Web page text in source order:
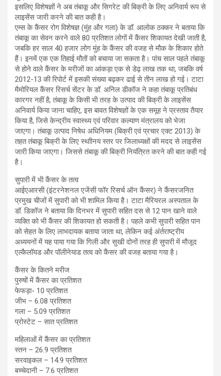
इसलिए विशेषज्ञों ने अब तंबाकू और सिगरेट की बिक्री के लिए अनिवार्य रूप से
लाइसेंस जारी करने की बात कही है।
एम्स के कैंसर रोग विशेषज्ञ (मुंह और गला) के डॉ. आलोक ठक्कर ने बताया कि
तंबाकू का सेवन करने वाले 80 प्रतिशत लोगों में कैंसर शिकायत देखी जाती है,
जबकि हर साल 40 हजार लोग मुंह के कैंसर की वजह से मौक के शिकार होते
हैं। इनमें एक एक तिहाई मौतों को बचाया जा सकता है। पांच साल पहले तंबाकू
से होने वाले कैंसर के मरीजों का आंकड़ा एक से डेढ़ लाख तक था, जबकि वर्ष
2012-13 की रिपोर्ट में इसकी संख्या बढ़कर ढाई से तीन लाख हो गई। टाटा
मैमोरियल कैंसर रिसर्च सेंटर के डॉ. अनिल डीकॉज ने कहा तंबाकू प्रतिबंध
कारगर नहीं है, तंबाकू के किसी भी तरह के उत्पाद की बिक्री के लाइसेंस
अनिवार्य किया जाना चाहिए, इस बावत विशेषज्ञों के एक समूह ने प्रस्ताव तैयार
किया है, जिसे केन्द्रीय स्वास्थ्य एवं परिवार कल्याण मंत्रालय को भेजा
जाएगा। तंबाकू उत्पाद निषेध अधिनियम (बिक्री एवं प्रचार एक्ट 2013) के
तहत तंबाकू बिक्री के लिए स्थाीनय स्तर पर जिलाध्यक्षों की मदद से लाइसेंस
जारी किया जाएगा। जिससे तंबाकू की बिक्री नियंत्रित करने की बात कही गई
है।
सुपारी में भी कैंसर के तत्व
आईएआरसी (इंटरनेशनल एजेंसी फॉर रिसर्च ऑन कैंसर) ने कैंसरजनित
प्रमुख चीजों में सुपारी को भी शामिल किया है। टाटा मैरियरल अस्पताल के
डॉ. डिकॉज ने बताया कि दिनभर में सुपारी सहित दस से 12 पान खाने वाले
व्यक्ति को भी कैंसर की शिकायत हो सकती है। पहले कभी सुपारी सहित पान
को सेहत के लिए लाभदायक बताया जाता था, लेकिन कई अंर्तराष्ट्रीय
अध्ययनों में यह पाया गया कि गिली और सुखी दोनों तरह ही सुपारी में मौजूद
एल्कैलॉयड और पॉलीनेयाड तत्व को कैंसर की वजह बताया गया है।
कैंसर के कितने मरीज
पुरुषों में कैंसर का प्रतिशत
फेफड़ा- 10 प्रतिशत
जीभ – 6.08 प्रतिशत
गला – 5.09 प्रतिशत
प्रोस्टेट – सात प्रतिशत
महिलाओं में कैंसर का प्रतिशत
स्तन – 26.9 प्रतिशत
सरवाइकल – 14.9 प्रतिशत
बच्चेदानी – 7.6 प्रतिशत